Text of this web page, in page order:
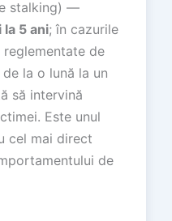
stalking) —
5 ani; în cazurile
de
la o lună la un
să intervină
Este unul
cel mai direct
de